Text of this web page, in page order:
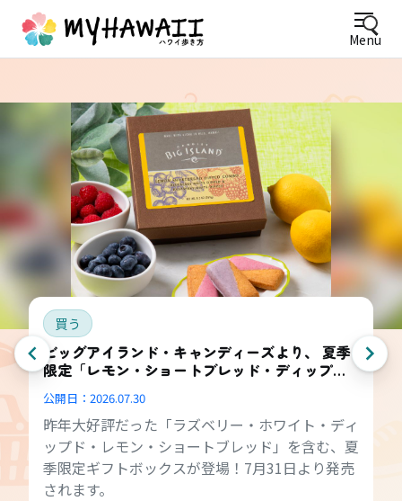
Menu
買う
ビッグアイランド・キャンディーズより、 夏季
限定「レモン・ショートブレッド・ディップ
公開日： 2026.07.30
昨年大好評だった「ラズベリー・ホワイト・ディ
ップド・レモン・ショートブレッド」を含む、夏
季限定ギフトボックスが登場！7月31日より発売
されます。